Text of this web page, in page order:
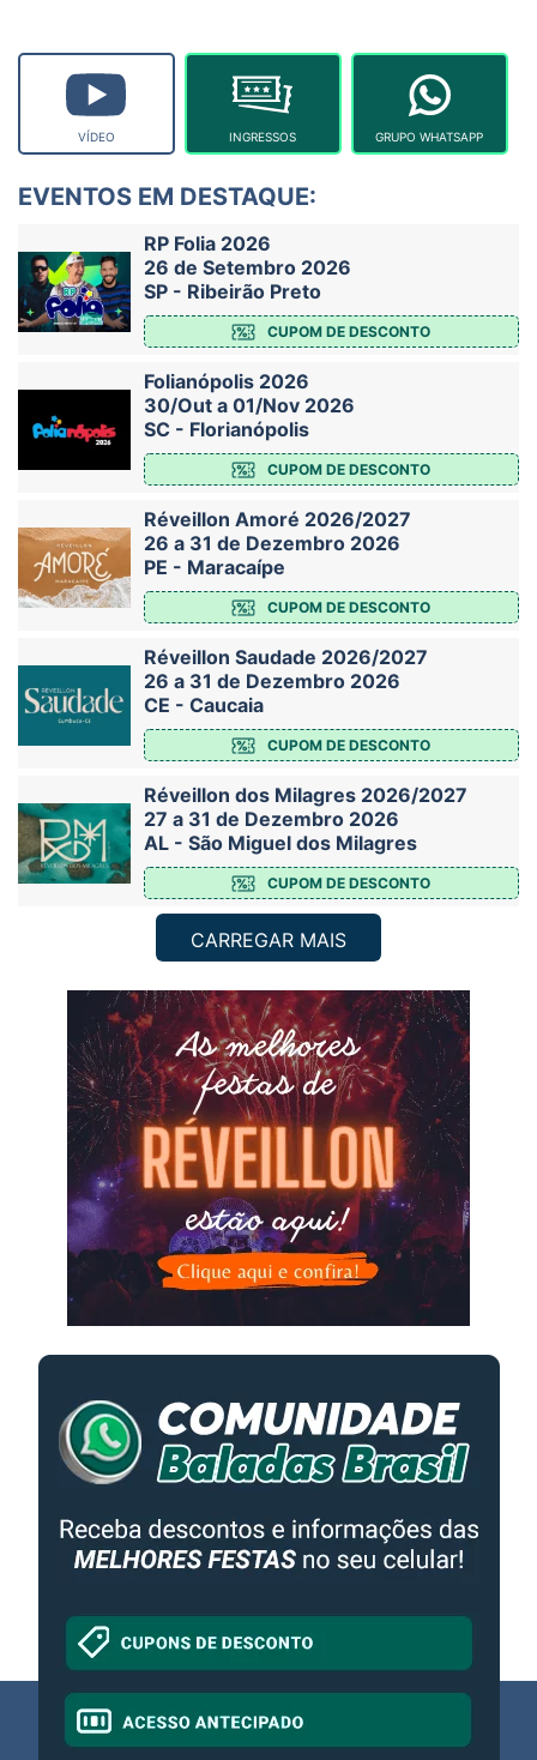
VÍDEO INGRESSOS GRUPO WHATSAPP
EVENTOS EM DESTAQUE:
RP Folia 2026
26 de Setembro 2026
SP - Ribeirão Preto
CUPOM DE DESCONTO
Folianópolis 2026
30/Out a 01/Nov 2026
SC - Florianópolis
CUPOM DE DESCONTO
Réveillon Amoré 2026/2027
26 a 31 de Dezembro 2026
PE - Maracaípe
CUPOM DE DESCONTO
Réveillon Saudade 2026/2027
26 a 31 de Dezembro 2026
CE - Caucaia
CUPOM DE DESCONTO
Réveillon dos Milagres 2026/2027
27 a 31 de Dezembro 2026
AL - São Miguel dos Milagres
CUPOM DE DESCONTO
CARREGAR MAIS